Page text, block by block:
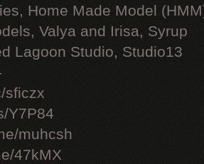
Home Made Model
Valya and Irisa, Syrup
Lagoon Studio, Studio13
sficzx
Y7P84
muhcsh
47kMX